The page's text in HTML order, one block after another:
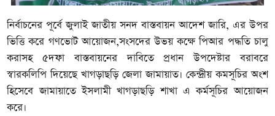
নির্বাচনের পূর্বে জুলাই জাতীয় সনদ বাস্তবায়ন আদেশ জারি, এর উপর
ভিত্তি করে গণভোট আয়োজন,সংসদের উভয় কক্ষে পিআর পদ্ধতি চালু
করাসহ ৫দফা বাস্তবায়নের দাবিতে প্রধান উপদেষ্টার বরাবরে
স্বারকলিপি দিয়েছে খাগড়াছড়ি জেলা জামায়াত। কেন্দ্রীয় কমসূচির অংশ
হিসেবে জামায়াতে ইসলামী খাগড়াছড়ি শাখা এ কর্মসূচির আয়োজন
করে।